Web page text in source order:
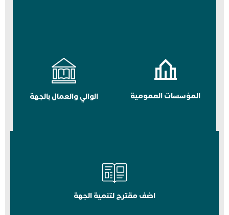
المؤسسات العمومية الوالي والعمال بالجهة
اضف مقترح لتنمية الجهة